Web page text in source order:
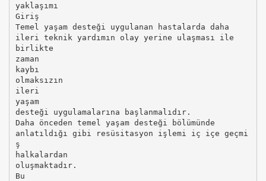
yaklaşımı
Giriş
Temel yaşam desteği uygulanan hastalarda daha
ileri teknik yardımın olay yerine ulaşması ile
birlikte
zaman
kaybı
olmaksızın
ileri
yaşam
desteği uygulamalarına başlanmalıdır.
Daha önceden temel yaşam desteği bölümünde
anlatıldığı gibi resüsitasyon işlemi iç içe geçmi
ş
halkalardan
oluşmaktadır.
Bu